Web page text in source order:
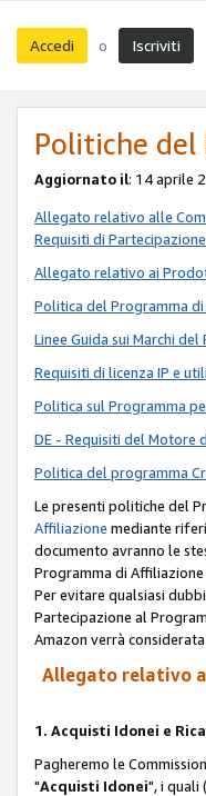
Accedi o Iscriviti
Politiche
Aggiornato il: 14 aprile
Allegato relativo alle
Requisiti di
Allegato relativo ai
Politica del Programma
Linee Guida sui Marchi
Requisiti di licenza IP e
Politica sul Programma
DE - Requisiti del Motore
Politica del programma
Le presenti politiche del
Affiliazione mediante
documento avranno le
Programma di
Per evitare qualsiasi
Partecipazione al
Amazon verrà
Allegato relativo
1. Acquisti Idonei e
Pagheremo le
"Acquisti Idonei", i quali